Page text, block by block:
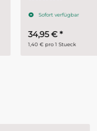
Sofort verfügbar
34,95 €*
1,40 € pro 1 Stueck